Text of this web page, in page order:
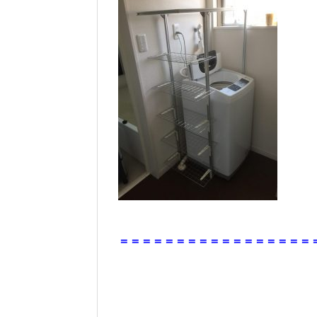
＝＝＝＝＝＝＝＝＝＝＝＝＝＝＝＝＝